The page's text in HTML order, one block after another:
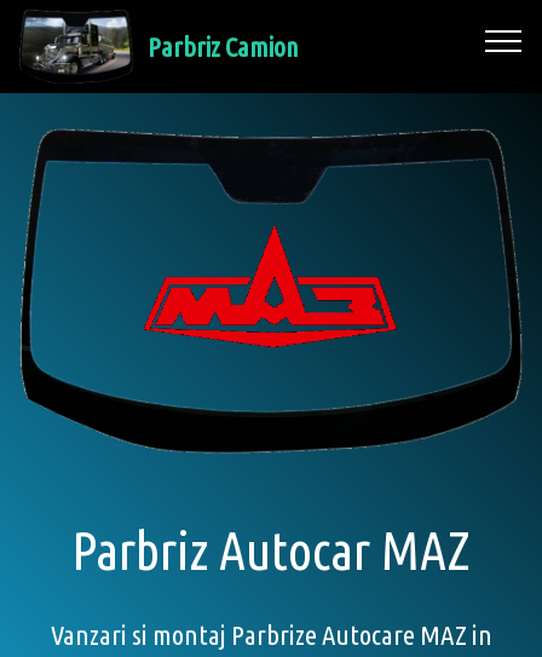
Parbriz Camion
Parbriz Autocar MAZ
Vanzari si montaj Parbrize Autocare MAZ in